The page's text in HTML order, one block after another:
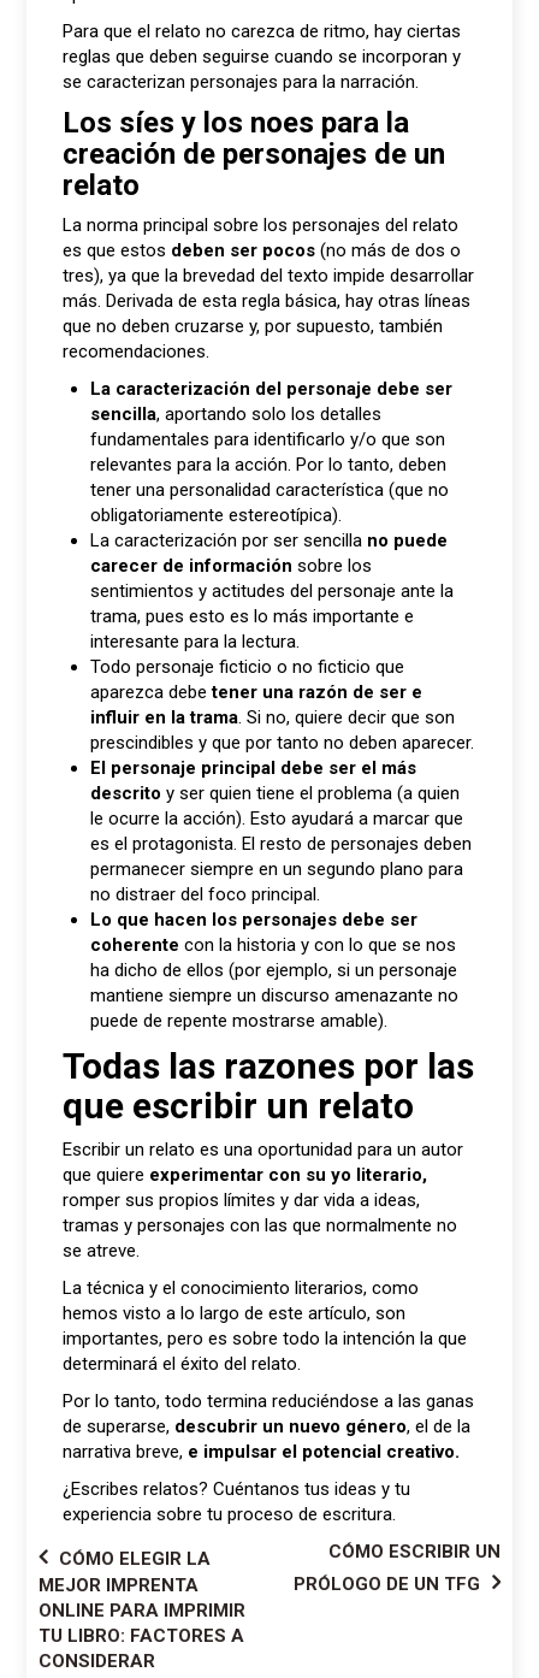
Para que el relato no carezca de ritmo, hay ciertas
reglas que deben seguirse cuando se incorporan y
se caracterizan personajes para la narración.
Los síes y los noes para la
creación de personajes de un
relato
La norma principal sobre los personajes del relato
es que estos deben ser pocos (no más de dos o
tres), ya que la brevedad del texto impide desarrollar
más. Derivada de esta regla básica, hay otras líneas
que no deben cruzarse y, por supuesto, también
recomendaciones.
La caracterización del personaje debe ser
sencilla, aportando solo los detalles
fundamentales para identificarlo y/o que son
relevantes para la acción. Por lo tanto, deben
tener una personalidad característica (que no
obligatoriamente estereotípica).
La caracterización por ser sencilla no puede
carecer de información sobre los
sentimientos y actitudes del personaje ante la
trama, pues esto es lo más importante e
interesante para la lectura.
Todo personaje ficticio o no ficticio que
aparezca debe tener una razón de ser e
influir en la trama. Si no, quiere decir que son
prescindibles y que por tanto no deben aparecer.
El personaje principal debe ser el más
descrito y ser quien tiene el problema (a quien
le ocurre la acción). Esto ayudará a marcar que
es el protagonista. El resto de personajes deben
permanecer siempre en un segundo plano para
no distraer del foco principal.
Lo que hacen los personajes debe ser
coherente con la historia y con lo que se nos
ha dicho de ellos (por ejemplo, si un personaje
mantiene siempre un discurso amenazante no
puede de repente mostrarse amable).
Todas las razones por las
que escribir un relato
Escribir un relato es una oportunidad para un autor
que quiere experimentar con su yo literario,
romper sus propios límites y dar vida a ideas,
tramas y personajes con las que normalmente no
se atreve.
La técnica y el conocimiento literarios, como
hemos visto a lo largo de este artículo, son
importantes, pero es sobre todo la intención la que
determinará el éxito del relato.
Por lo tanto, todo termina reduciéndose a las ganas
de superarse, descubrir un nuevo género, el de la
narrativa breve, e impulsar el potencial creativo.
¿Escribes relatos? Cuéntanos tus ideas y tu
experiencia sobre tu proceso de escritura.
Navegación
de
entradas
CÓMO ELEGIR LA
MEJOR IMPRENTA
ONLINE PARA IMPRIMIR
TU LIBRO: FACTORES A
CONSIDERAR
CÓMO ESCRIBIR UN
PRÓLOGO DE UN TFG